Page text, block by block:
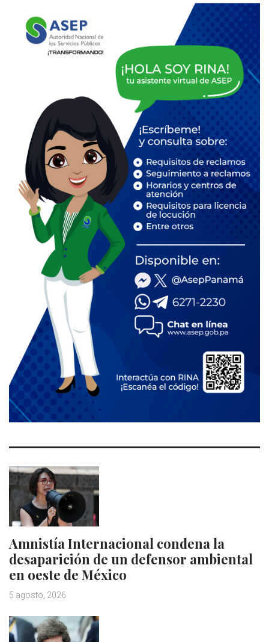
Amnistía Internacional condena la
desaparición de un defensor ambiental
en oeste de México
5 agosto, 2026